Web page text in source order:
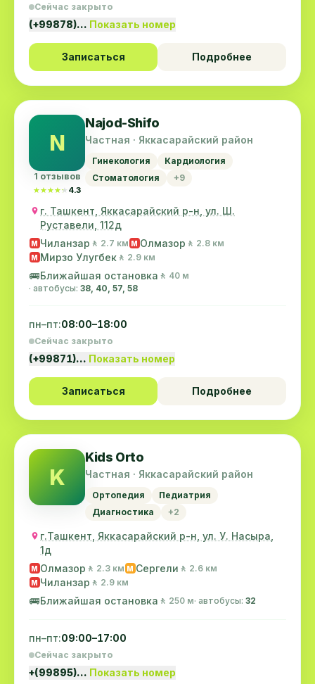
Сейчас закрыто
(+99878)… Показать номер
Записаться Подробнее
N
1 отзывов
★★★★★
★★★★★ 4.3
Najod-Shifo
Частная · Яккасарайский район
Гинекология
Кардиология
Стоматология
+9
г. Ташкент, Яккасарайский р-н, ул. Ш.
Руставели, 112д
M Чиланзар 🚶 2.7 км M Олмазор 🚶 2.8 км
M Мирзо Улугбек 🚶 2.9 км
🚌Ближайшая остановка 🚶 40 м
· автобусы: 38, 40, 57, 58
пн–пт:08:00–18:00
Сейчас закрыто
(+99871)… Показать номер
Записаться Подробнее
K
Kids Orto
Частная · Яккасарайский район
Ортопедия
Педиатрия
Диагностика
+2
г.Ташкент, Яккасарайский р-н, ул. У. Насыра,
1д
M Олмазор 🚶 2.3 км M Сергели 🚶 2.6 км
M Чиланзар 🚶 2.9 км
🚌Ближайшая остановка 🚶 250 м· автобусы: 32
пн–пт:09:00–17:00
Сейчас закрыто
+(99895)… Показать номер